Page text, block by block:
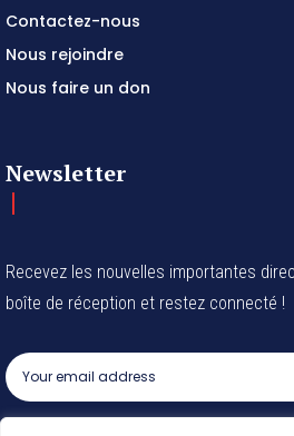
Contactez-nous
Nous rejoindre
Nous faire un don
Newsletter
Recevez les nouvelles importantes
boîte de réception et restez connecté !